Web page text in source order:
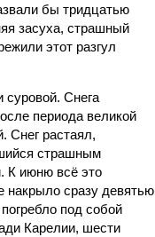
бы тридцатью
засуха, страшный
этот разгул
суровой. Снега
периода великой
Снег растаял,
страшным
К июню всё это
накрыло сразу девятью
под собой
Карелии, шести